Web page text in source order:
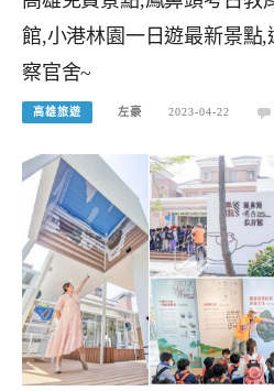
館,小港林園一日遊最新景點
察官舍~
高雄旅遊 左豪 2023-04-22